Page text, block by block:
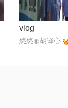
vlog
悠悠🎀胡译心